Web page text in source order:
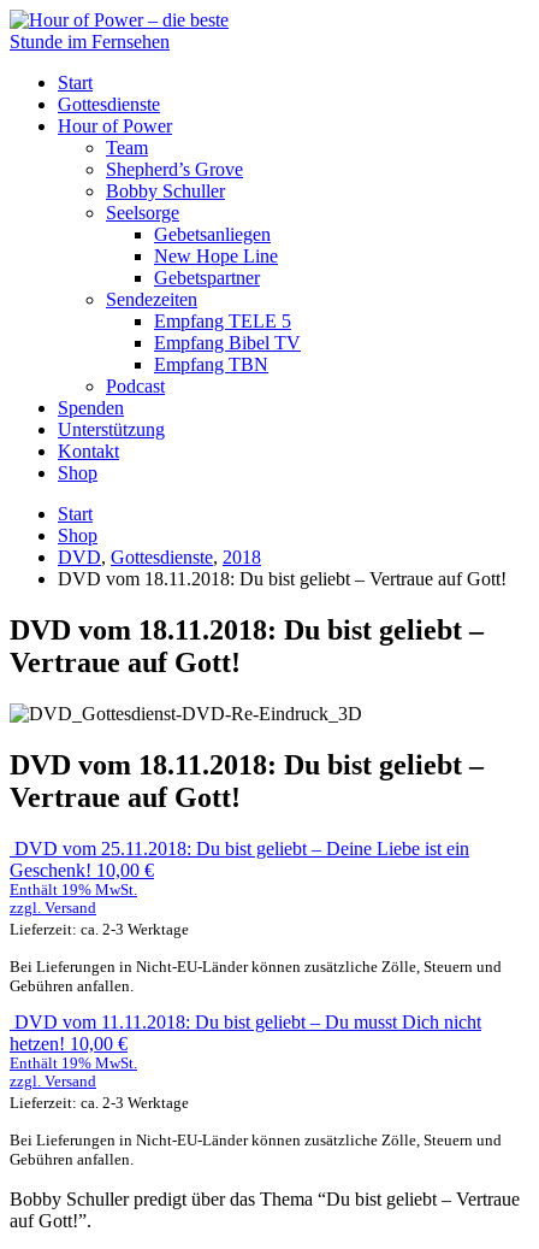
Start
Gottesdienste
Hour of Power
Team
Shepherd’s Grove
Bobby Schuller
Seelsorge
Gebetsanliegen
New Hope Line
Gebetspartner
Sendezeiten
Empfang TELE 5
Empfang Bibel TV
Empfang TBN
Podcast
Spenden
Unterstützung
Kontakt
Shop
Start
Shop
DVD, Gottesdienste, 2018
DVD vom 18.11.2018: Du bist geliebt – Vertraue auf Gott!
DVD vom 18.11.2018: Du bist geliebt –
Vertraue auf Gott!
DVD vom 18.11.2018: Du bist geliebt –
Vertraue auf Gott!
DVD vom 25.11.2018: Du bist geliebt – Deine Liebe ist ein
Geschenk! 10,00 €
Enthält 19% MwSt.
zzgl. Versand
Lieferzeit: ca. 2-3 Werktage
Bei Lieferungen in Nicht-EU-Länder können zusätzliche Zölle, Steuern und
Gebühren anfallen.
DVD vom 11.11.2018: Du bist geliebt – Du musst Dich nicht
hetzen! 10,00 €
Enthält 19% MwSt.
zzgl. Versand
Lieferzeit: ca. 2-3 Werktage
Bei Lieferungen in Nicht-EU-Länder können zusätzliche Zölle, Steuern und
Gebühren anfallen.
Bobby Schuller predigt über das Thema “Du bist geliebt – Vertraue
auf Gott!”.